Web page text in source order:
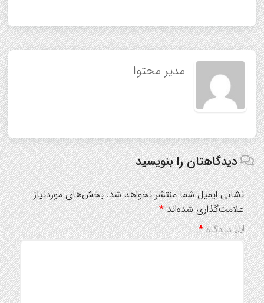
مدیر محتوا
دیدگاهتان را بنویسید
نشانی ایمیل شما منتشر نخواهد شد. بخش‌های موردنیاز
علامت‌گذاری شده‌اند*
دیدگاه*